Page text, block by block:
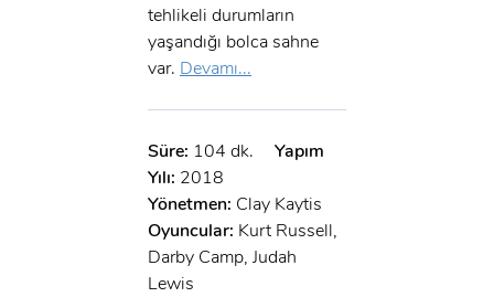
tehlikeli durumların
yaşandığı bolca sahne
var. Devamı...
Süre: 104 dk.
Yapım
Yılı: 2018
Yönetmen: Clay Kaytis
Oyuncular: Kurt Russell,
Darby Camp, Judah
Lewis